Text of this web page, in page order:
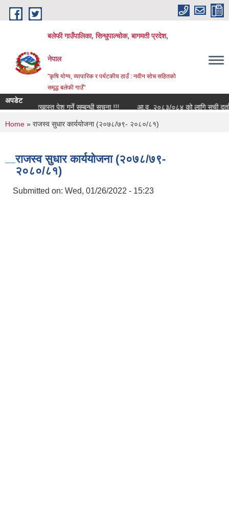
Skip to main content
बलेफी गाउँपालिका, सिन्धुपाल्चोक, बागमती प्रदेश,
नेपाल
"कृषि योग्य, व्यापारिक र पर्यटकीय ठाउँ : नवीन सोच सहितको
समृद्ध बलेफी गाउँ"
अपडेट
लागि दरखास्त पेश गर्ने सम्बन्धी सूचना !!!
आ.व. २०८३/०८४ को लागि सूची दर्ता
You are here
Home » राजस्व सुधार कार्ययोजना (२०७८/७९- २०८०/८१)
राजस्व सुधार कार्ययोजना (२०७८/७९-
२०८०/८१)
Submitted on: Wed, 01/26/2022 - 15:23